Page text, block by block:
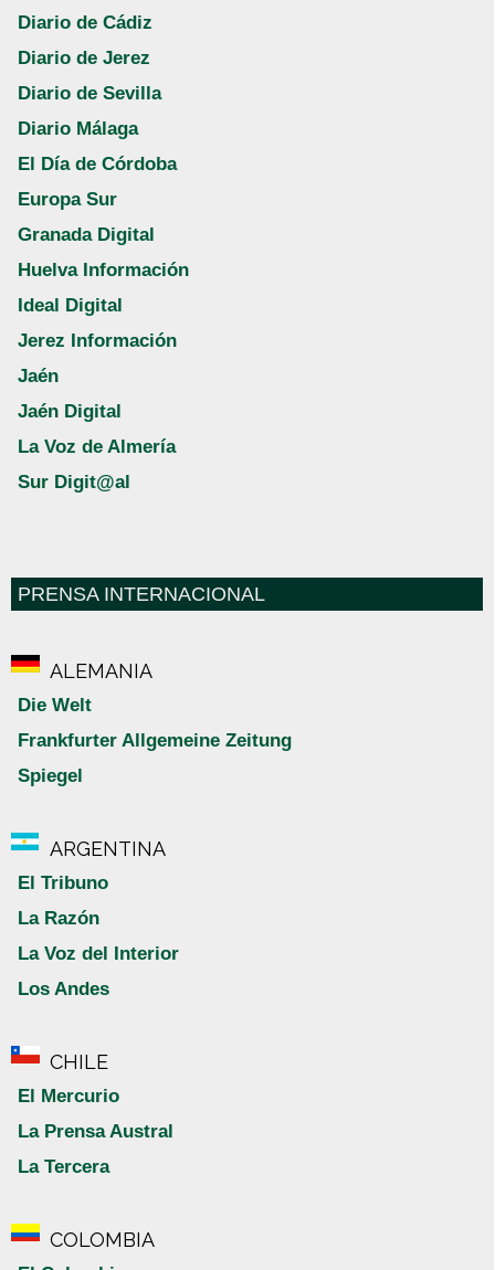
Diario de Cádiz
Diario de Jerez
Diario de Sevilla
Diario Málaga
El Día de Córdoba
Europa Sur
Granada Digital
Huelva Información
Ideal Digital
Jerez Información
Jaén
Jaén Digital
La Voz de Almería
Sur Digit@al
PRENSA INTERNACIONAL
ALEMANIA
Die Welt
Frankfurter Allgemeine Zeitung
Spiegel
ARGENTINA
El Tribuno
La Razón
La Voz del Interior
Los Andes
CHILE
El Mercurio
La Prensa Austral
La Tercera
COLOMBIA